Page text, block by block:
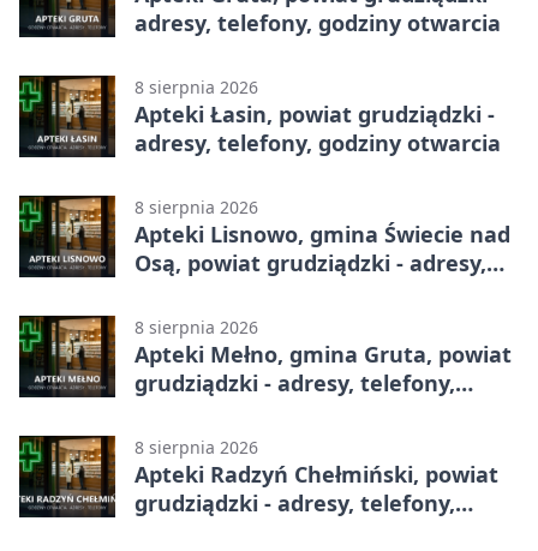
adresy, telefony, godziny otwarcia
8 sierpnia 2026
Apteki Łasin, powiat grudziądzki -
adresy, telefony, godziny otwarcia
8 sierpnia 2026
Apteki Lisnowo, gmina Świecie nad
Osą, powiat grudziądzki - adresy,
8 sierpnia 2026
Apteki Mełno, gmina Gruta, powiat
grudziądzki - adresy, telefony,
8 sierpnia 2026
Apteki Radzyń Chełmiński, powiat
grudziądzki - adresy, telefony,